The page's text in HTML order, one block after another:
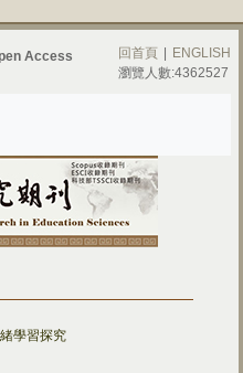
Access 回首頁
ENGLISH
瀏覽人數:4362527
學習探究